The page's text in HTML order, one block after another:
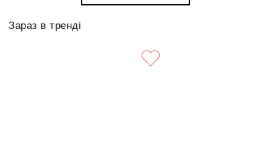
Зараз в тренді